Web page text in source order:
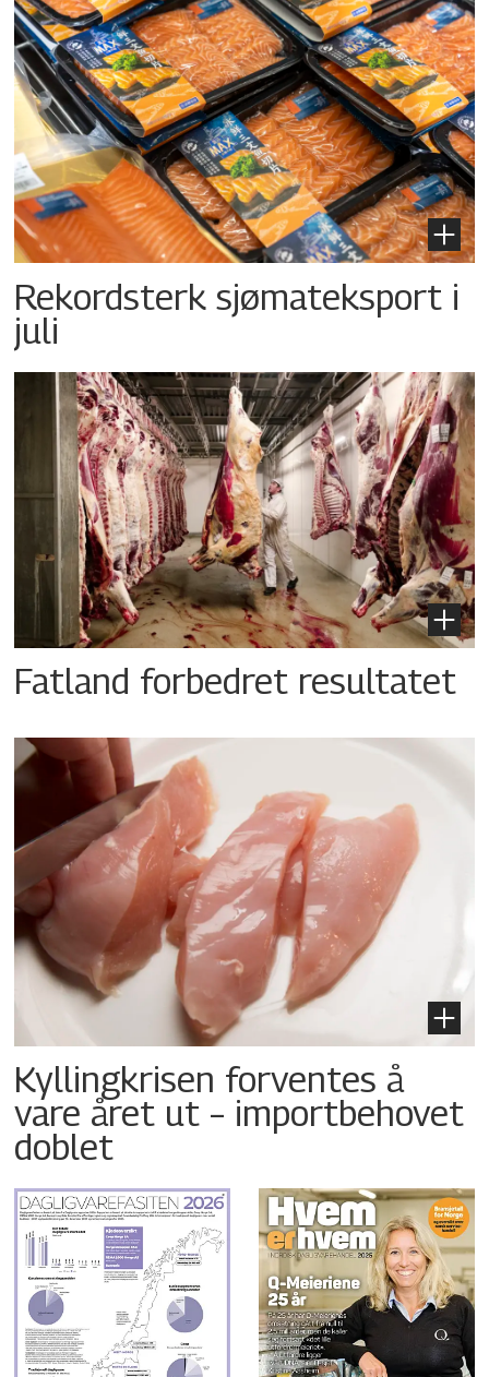
Rekordsterk sjømateksport i
juli
Fatland forbedret resultatet
Kyllingkrisen forventes å
vare året ut – importbehovet
doblet